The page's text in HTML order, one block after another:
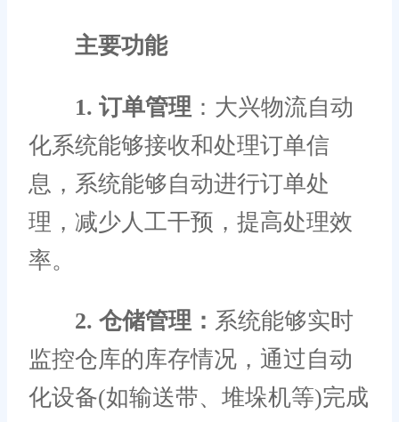
主要功能
1. 订单管理 ：大兴物流自动
化系统能够接收和处理订单信
息，系统能够自动进行订单处
理，减少人工干预，提高处理效
率。
2. 仓储管理： 系统能够实时
监控仓库的库存情况，通过自动
化设备(如输送带、堆垛机等)完成